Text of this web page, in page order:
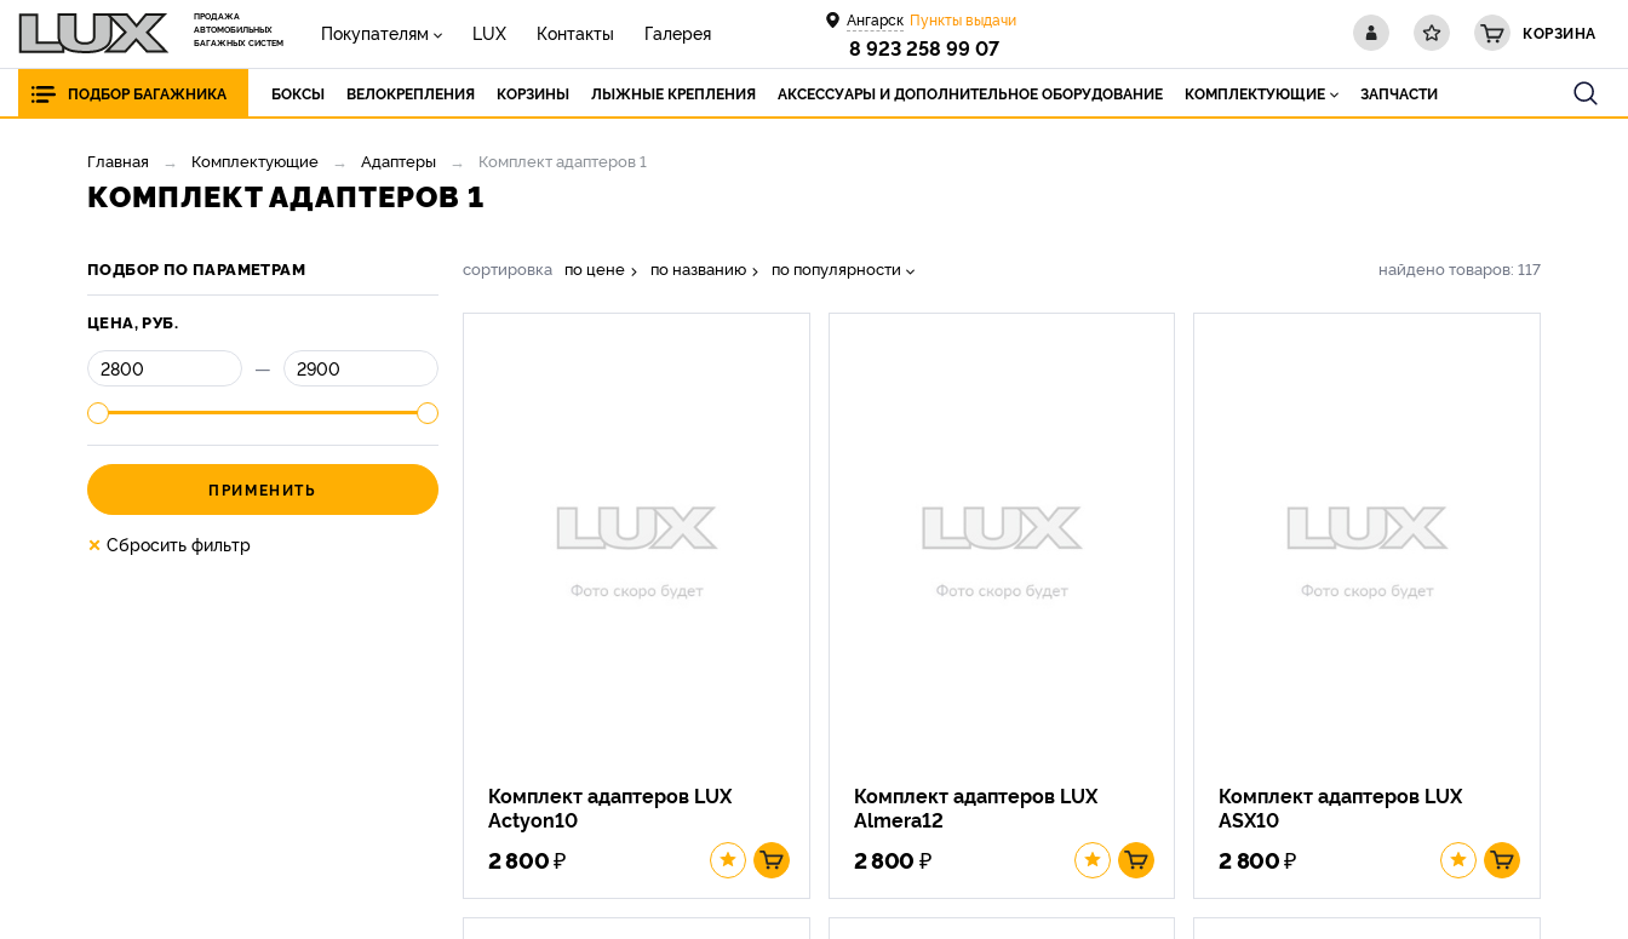
ПРОДАЖА
АВТОМОБИЛЬНЫХ
БАГАЖНЫХ СИСТЕМ
КОРЗИНА
Ангарск Пункты выдачи
8 923 258 99 07
Покупателям LUX Контакты Галерея
ПОДБОР БАГАЖНИКА БОКСЫ ВЕЛОКРЕПЛЕНИЯ КОРЗИНЫ ЛЫЖНЫЕ КРЕПЛЕНИЯ АКСЕССУАРЫ И ДОПОЛНИТЕЛЬНОЕ ОБОРУДОВАНИЕ КОМПЛЕКТУЮЩИЕ ЗАПЧАСТИ
Главная Комплектующие Адаптеры Комплект адаптеров 1
КОМПЛЕКТ АДАПТЕРОВ 1
ПОДБОР ПО ПАРАМЕТРАМ
ЦЕНА, РУБ.
—
ПРИМЕНИТЬ
× Сбросить фильтр
сортировка по цене по названию по популярности найдено товаров: 117
Комплект адаптеров LUX
Actyon10
2 800₽
Комплект адаптеров LUX
Almera12
2 800 ₽
Комплект адаптеров LUX
ASX10
2 800₽